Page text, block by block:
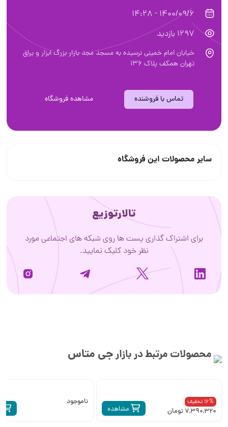
1400/09/6 - 14:28
1297 بازدید
خیابان امام خمینی نرسیده به مسجد مجد بازار بزرگ ابزار و یراق
تهران همکف پلاک ۱۳۶
تماس با فروشنده مشاهده فروشگاه
سایر محصولات این فروشگاه
تالارتوزیع
برای اشتراک گذاری پست ها روی شبکه های اجتماعی مورد
نظر خود کلیک نمایید.
محصولات مرتبط در بازارجی متاس
مشاهده
16% تخفیف
7,390,320 تومان
ناموجود